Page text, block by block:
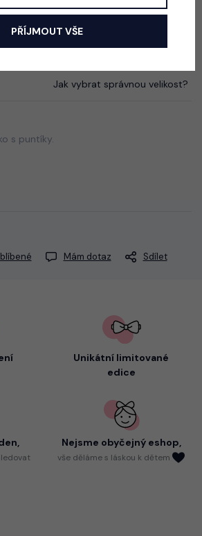
Jak vybrat správnou velikost?
s puntíky.
Mám dotaz Sdílet
Unikátní limitované
edice
Nejsme obyčejný eshop,
vše děláme s láskou k dětem
PŘÍJMOUT VŠE